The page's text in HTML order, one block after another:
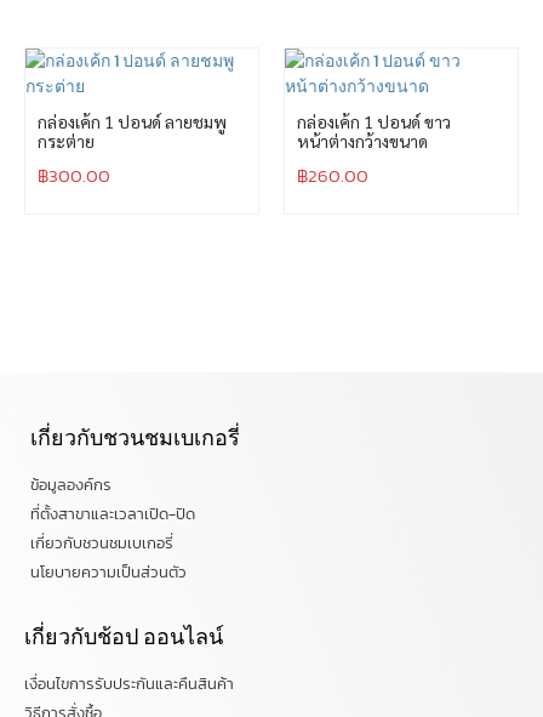
กล่องเค้ก 1 ปอนด์ ลายชมพู
กระต่าย
฿300.00
กล่องเค้ก 1 ปอนด์ ขาว
หน้าต่างกว้างขนาด
฿260.00
เกี่ยวกับชวนชมเบเกอรี่
ข้อมูลองค์กร
ที่ตั้งสาขาและเวลาเปิด-ปิด
เกี่ยวกับชวนชมเบเกอรี่
นโยบายความเป็นส่วนตัว
เกี่ยวกับช้อป ออนไลน์
เงื่อนไขการรับประกันและคืนสินค้า